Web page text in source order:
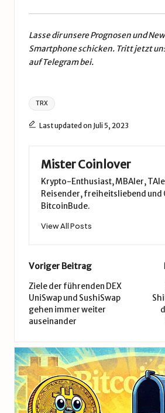
Lasse dir unsere Prognosen und
Smartphone schicken. Tritt jetzt
auf Telegrambei.
Tags:
TRX
Last updated on Juli 5, 2023
Mister Coinlover
Krypto-Enthusiast, MBAler,
Reisender, freiheitsliebend und
BitcoinBude.
View All Posts
Post
navigation
Voriger Beitrag
Ziele der führenden DEX
UniSwap und SushiSwap
gehen immer weiter
auseinander